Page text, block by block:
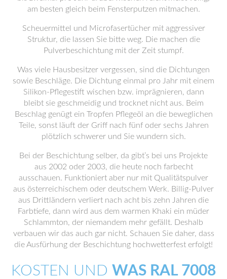
am besten gleich beim Fensterputzen mitmachen.
Scheuermittel und Microfasertücher mit aggressiver
Struktur, die lassen Sie bitte weg. Die machen die
Pulverbeschichtung mit der Zeit stumpf.
Was viele Hausbesitzer vergessen, sind die Dichtungen
sowie Beschläge. Die Dichtung einmal pro Jahr mit einem
Silikon-Pflegestift wischen bzw. imprägnieren, dann
bleibt sie geschmeidig und trocknet nicht aus. Beim
Beschlag genügt ein Tropfen Pflegeöl an die beweglichen
Teile, sonst läuft der Griff nach fünf oder sechs Jahren
plötzlich schwerer und Sie wundern sich.
Bei der Beschichtung selber, da gibt’s bei uns Projekte
aus 2002 oder 2003, die heute noch farbecht
ausschauen. Funktioniert aber nur mit Qualitätspulver
aus österreichischem oder deutschem Werk. Billig-Pulver
aus Drittländern verliert nach acht bis zehn Jahren die
Farbtiefe, dann wird aus dem warmen Khaki ein müder
Schlammton, der niemandem mehr gefällt. Deshalb
verbauen wir das auch gar nicht. Schauen Sie daher, dass
die Ausfürhung der Beschichtung hochwetterfest erfolgt!
KOSTEN UND WAS RAL 7008